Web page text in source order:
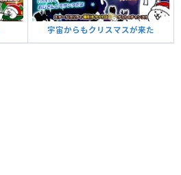
宇宙からもクリスマスが来た